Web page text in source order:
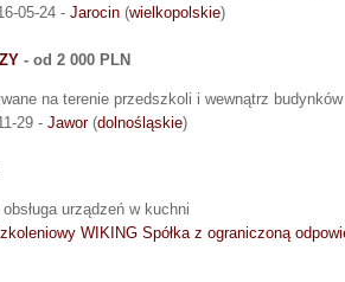
05-24 - Jarocin (wielkopolskie)
- od 2 000 PLN
na terenie przedszkoli i wewnątrz budynków
29 - Jawor(dolnośląskie)
urządzeń w kuchni
WIKING Spółka z ograniczoną